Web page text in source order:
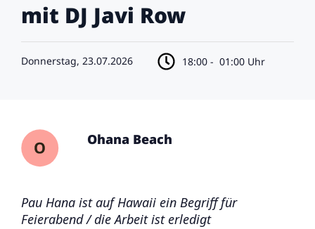
mit DJ Javi Row
Donnerstag, 23.07.2026 18:00 - 01:00 Uhr
Ohana Beach
Pau Hana ist auf Hawaii ein Begriff für
Feierabend / die Arbeit ist erledigt